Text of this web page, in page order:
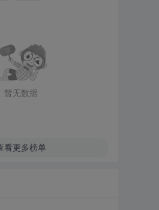
暂无数据
看更多榜单